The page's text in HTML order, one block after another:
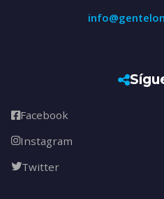
Facebook
Instagram
Twitter